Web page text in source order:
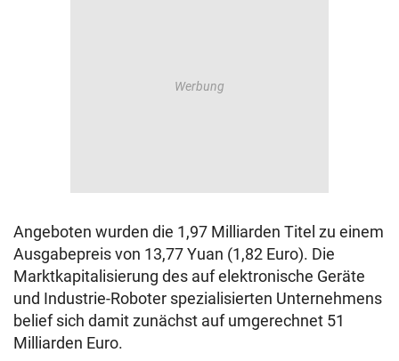
Angeboten wurden die 1,97 Milliarden Titel zu einem
Ausgabepreis von 13,77 Yuan (1,82 Euro). Die
Marktkapitalisierung des auf elektronische Geräte
und Industrie-Roboter spezialisierten Unternehmens
belief sich damit zunächst auf umgerechnet 51
Milliarden Euro.